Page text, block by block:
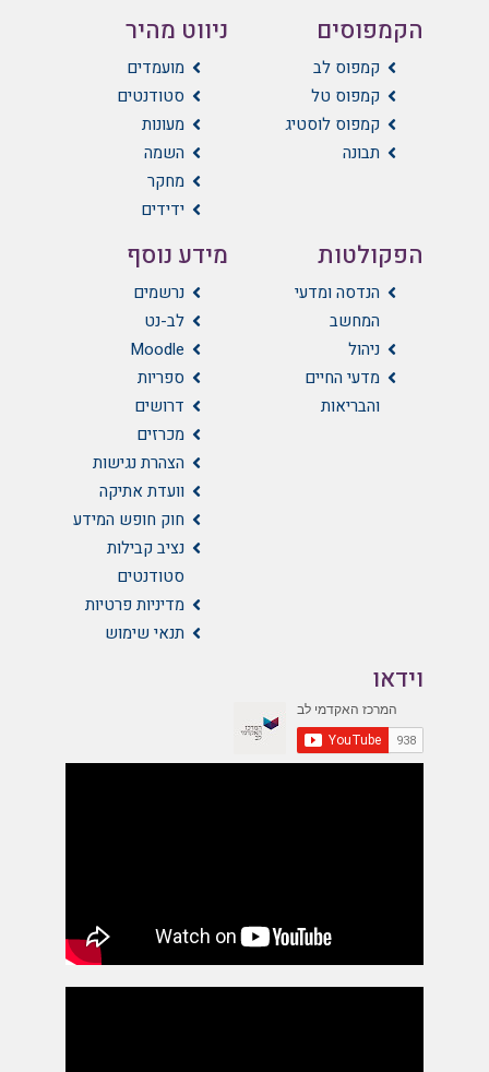
הקמפוסים
קמפוס לב
קמפוס טל
קמפוס לוסטיג
תבונה
הפקולטות
הנדסה ומדעי
המחשב
ניהול
מדעי החיים
והבריאות
ניווט מהיר
מועמדים
סטודנטים
מעונות
השמה
מחקר
ידידים
מידע נוסף
נרשמים
לב-נט
Moodle
ספריות
דרושים
מכרזים
הצהרת נגישות
וועדת אתיקה
חוק חופש המידע
נציב קבילות
סטודנטים
מדיניות פרטיות
תנאי שימוש
וידאו